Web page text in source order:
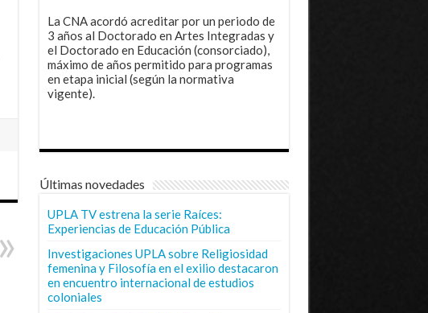
La CNA acordó acreditar por un periodo de
3 años al Doctorado en Artes Integradas y
el Doctorado en Educación (consorciado),
máximo de años permitido para programas
en etapa inicial (según la normativa
vigente).
Últimas novedades
UPLA TV estrena la serie Raíces:
Experiencias de Educación Pública
Investigaciones UPLA sobre Religiosidad
femenina y Filosofía en el exilio destacaron
en encuentro internacional de estudios
coloniales